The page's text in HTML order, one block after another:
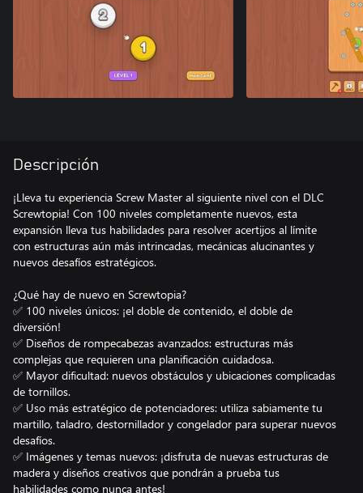
Descripción
¡Lleva tu experiencia Screw Master al siguiente nivel con el DLC
Screwtopia! Con 100 niveles completamente nuevos, esta
expansión lleva tus habilidades para resolver acertijos al límite
con estructuras aún más intrincadas, mecánicas alucinantes y
nuevos desafíos estratégicos.
¿Qué hay de nuevo en Screwtopia?
✅ 100 niveles únicos: ¡el doble de contenido, el doble de
diversión!
✅ Diseños de rompecabezas avanzados: estructuras más
complejas que requieren una planificación cuidadosa.
✅ Mayor dificultad: nuevos obstáculos y ubicaciones complicadas
de tornillos.
✅ Uso más estratégico de potenciadores: utiliza sabiamente tu
martillo, taladro, destornillador y congelador para superar nuevos
desafíos.
✅ Imágenes y temas nuevos: ¡disfruta de nuevas estructuras de
madera y diseños creativos que pondrán a prueba tus
habilidades como nunca antes!